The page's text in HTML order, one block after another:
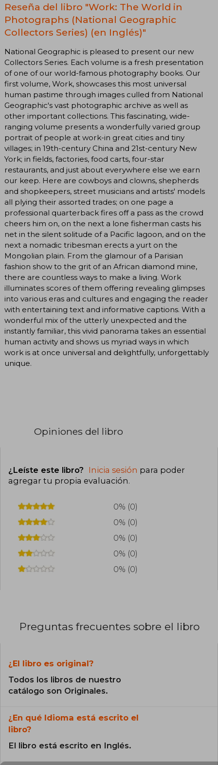
Reseña del libro "Work: The World in
Photographs (National Geographic
Collectors Series) (en Inglés)"
National Geographic is pleased to present our new
Collectors Series. Each volume is a fresh presentation
of one of our world-famous photography books. Our
first volume, Work, showcases this most universal
human pastime through images culled from National
Geographic's vast photographic archive as well as
other important collections. This fascinating, wide-
ranging volume presents a wonderfully varied group
portrait of people at work-in great cities and tiny
villages; in 19th-century China and 21st-century New
York; in fields, factories, food carts, four-star
restaurants, and just about everywhere else we earn
our keep. Here are cowboys and clowns, shepherds
and shopkeepers, street musicians and artists' models
all plying their assorted trades; on one page a
professional quarterback fires off a pass as the crowd
cheers him on, on the next a lone fisherman casts his
net in the silent solitude of a Pacific lagoon, and on the
next a nomadic tribesman erects a yurt on the
Mongolian plain. From the glamour of a Parisian
fashion show to the grit of an African diamond mine,
there are countless ways to make a living. Work
illuminates scores of them offering revealing glimpses
into various eras and cultures and engaging the reader
with entertaining text and informative captions. With a
wonderful mix of the utterly unexpected and the
instantly familiar, this vivid panorama takes an essential
human activity and shows us myriad ways in which
work is at once universal and delightfully, unforgettably
unique.
Opiniones del libro
¿Leíste este libro? Inicia sesión para poder
agregar tu propia evaluación.
0% (0)
0% (0)
0% (0)
0% (0)
0% (0)
Preguntas frecuentes sobre el libro
¿El libro es original?
Todos los libros de nuestro
catálogo son Originales.
¿En qué Idioma está escrito el
libro?
El libro está escrito en Inglés.